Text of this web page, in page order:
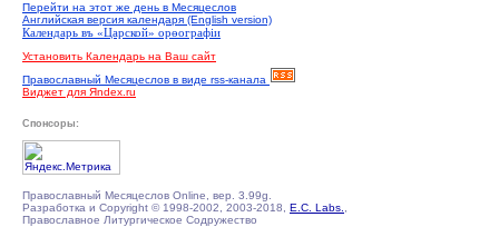
Перейти на этот же день в Месяцеслов
Английская версия календаря (English version)
Календарь въ «Царской» орѳографiи
Установить Календарь на Ваш сайт
Православный Месяцеслов в виде rss-канала
Виджет для Яndex.ru
Спонсоры:
Православный Месяцеслов Online, вер. 3.99g.
Разработка и Copyright © 1998-2002, 2003-2018, E.C. Labs.
Православное Литургическое Содружество